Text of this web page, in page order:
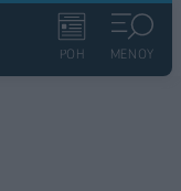
ΡΟΗ ΜΕΝΟΥ